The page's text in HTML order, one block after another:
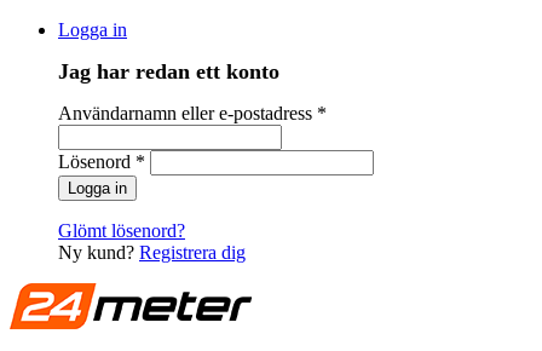
Logga in
Jag har redan ett konto
Användarnamn eller e-postadress *
Lösenord *
Glömt lösenord?
Ny kund? Registrera dig